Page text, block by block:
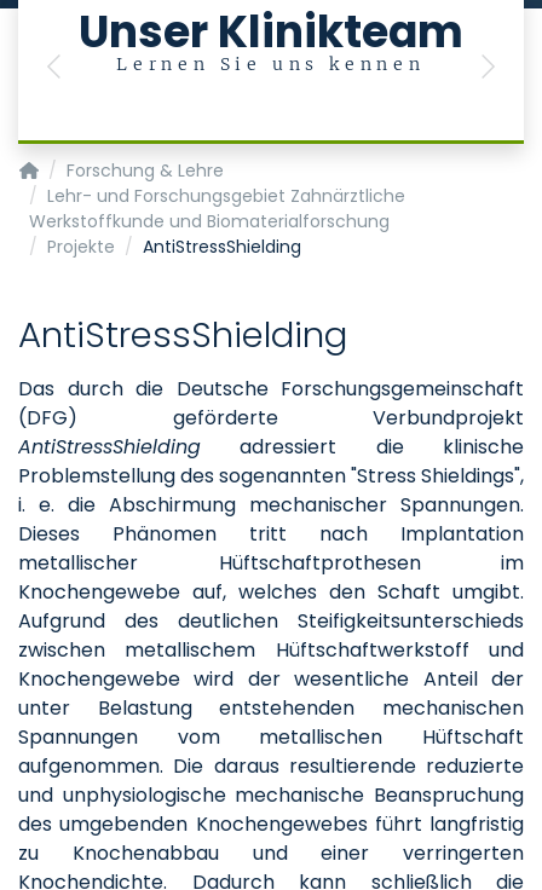
Unser Klinikteam
Lernen Sie uns kennen
Previous Next
Klinik für Zahnärztliche Prothetik und Biomaterialien,
Forschung & Lehre
Lehr- und Forschungsgebiet Zahnärztliche
Werkstoffkunde und Biomaterialforschung
Projekte
AntiStressShielding
AntiStressShielding
Das durch die Deutsche Forschungsgemeinschaft
(DFG) geförderte Verbundprojekt
AntiStressShielding adressiert die klinische
Problemstellung des sogenannten "Stress Shieldings",
i. e. die Abschirmung mechanischer Spannungen.
Dieses Phänomen tritt nach Implantation
metallischer Hüftschaftprothesen im
Knochengewebe auf, welches den Schaft umgibt.
Aufgrund des deutlichen Steifigkeitsunterschieds
zwischen metallischem Hüftschaftwerkstoff und
Knochengewebe wird der wesentliche Anteil der
unter Belastung entstehenden mechanischen
Spannungen vom metallischen Hüftschaft
aufgenommen. Die daraus resultierende reduzierte
und unphysiologische mechanische Beanspruchung
des umgebenden Knochengewebes führt langfristig
zu Knochenabbau und einer verringerten
Knochendichte. Dadurch kann schließlich die